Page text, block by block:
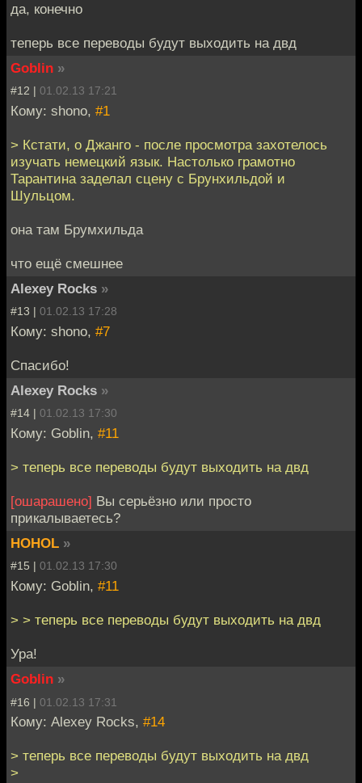
да, конечно
теперь все переводы будут выходить на двд
Goblin »
#12 | 01.02.13 17:21
Кому: shono, #1
> Кстати, о Джанго - после просмотра захотелось
изучать немецкий язык. Настолько грамотно
Тарантина заделал сцену с Брунхильдой и
Шульцом.
она там Брумхильда
что ещё смешнее
Alexey Rocks »
#13 | 01.02.13 17:28
Кому: shono, #7
Спасибо!
Alexey Rocks »
#14 | 01.02.13 17:30
Кому: Goblin, #11
> теперь все переводы будут выходить на двд
[ошарашено] Вы серьёзно или просто
прикалываетесь?
HOHOL »
#15 | 01.02.13 17:30
Кому: Goblin, #11
> > теперь все переводы будут выходить на двд
Ура!
Goblin »
#16 | 01.02.13 17:31
Кому: Alexey Rocks, #14
> теперь все переводы будут выходить на двд
>